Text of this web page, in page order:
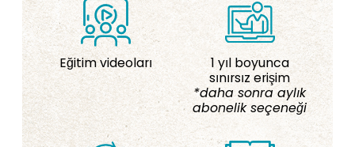
Eğitim videoları 1 yıl boyunca
sınırsız erişim
*daha sonra aylık
abonelik seçeneği